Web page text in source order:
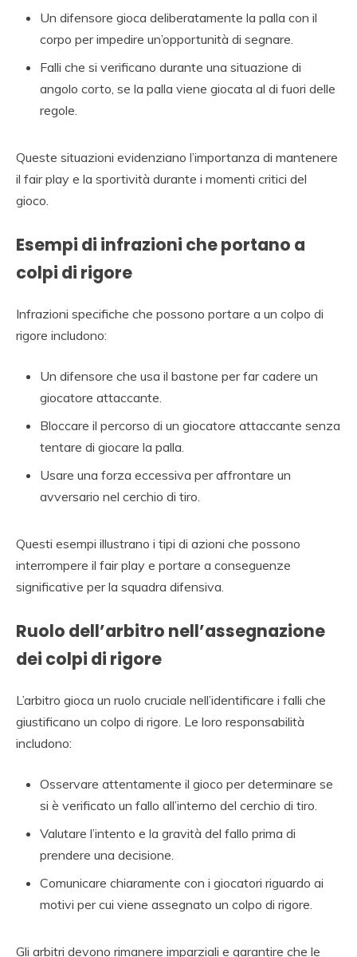
Un difensore gioca deliberatamente la palla con il
corpo per impedire un’opportunità di segnare.
Falli che si verificano durante una situazione di
angolo corto, se la palla viene giocata al di fuori delle
regole.
Queste situazioni evidenziano l’importanza di mantenere
il fair play e la sportività durante i momenti critici del
gioco.
Esempi di infrazioni che portano a
colpi di rigore
Infrazioni specifiche che possono portare a un colpo di
rigore includono:
Un difensore che usa il bastone per far cadere un
giocatore attaccante.
Bloccare il percorso di un giocatore attaccante senza
tentare di giocare la palla.
Usare una forza eccessiva per affrontare un
avversario nel cerchio di tiro.
Questi esempi illustrano i tipi di azioni che possono
interrompere il fair play e portare a conseguenze
significative per la squadra difensiva.
Ruolo dell’arbitro nell’assegnazione
dei colpi di rigore
L’arbitro gioca un ruolo cruciale nell’identificare i falli che
giustificano un colpo di rigore. Le loro responsabilità
includono:
Osservare attentamente il gioco per determinare se
si è verificato un fallo all’interno del cerchio di tiro.
Valutare l’intento e la gravità del fallo prima di
prendere una decisione.
Comunicare chiaramente con i giocatori riguardo ai
motivi per cui viene assegnato un colpo di rigore.
Gli arbitri devono rimanere imparziali e garantire che le